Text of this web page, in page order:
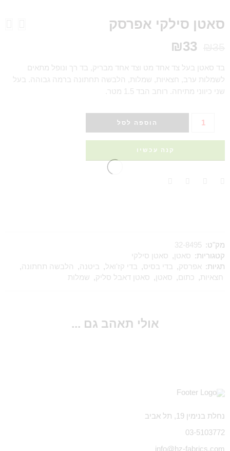
סאטן סילקי אפרסק
₪33
בד סאטן בעל צד אחד מט וצד אחד מבריק, בד רך ונופל מתאים
לשמלות ערב, חצאיות, שמלות, הלבשה תחתונה ברמה גבוהה. בעל
שני כיווני מתיחה. רוחב הבד 1.5 מטר.
הוספה לסל
קנה עכשיו
מק"ט: 32-8495
קטגוריות: סאטן , סאטן סילקי
תגיות: אפרסק, בדי בסיס, בדי קז'ואל, ביטנה, הלבשה תחתונה,
חצאיות, כתום, סאטן , סאטן דאבל סליק, שמלות
אולי תאהב גם ...
נחלת בנימין 19, תל אביב
03-5103772
info@hz-fabrics.com